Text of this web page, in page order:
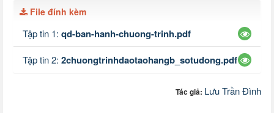
File đính kèm
Tập tin 1: qd-ban-hanh-chuong-trinh.pdf
Tập tin 2: 2chuongtrinhdaotaohangb_sotudong.pdf
Tác giả: Lưu Trần Đình